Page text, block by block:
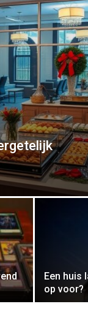
Een huis
op voor?